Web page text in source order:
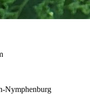
Nymphenburg